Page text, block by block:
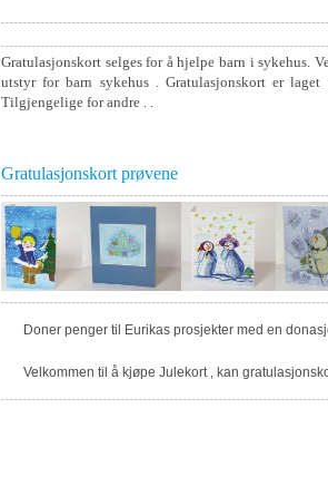
Gratulasjonskort selges for å hjelpe barn i
utstyr for barn sykehus . Gratulasjonskort er
Tilgjengelige for andre . .
Gratulasjonskort prøvene
Doner penger til Eurikas prosjekter med en
Velkommen til å kjøpe Julekort , kan